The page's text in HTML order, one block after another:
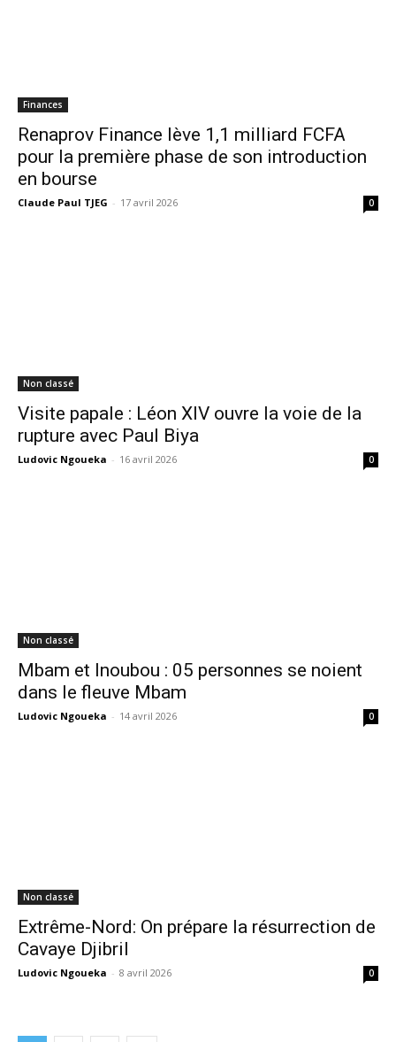
Finances
Renaprov Finance lève 1,1 milliard FCFA
pour la première phase de son introduction
en bourse
Claude Paul TJEG - 17 avril 2026 0
Non classé
Visite papale : Léon XIV ouvre la voie de la
rupture avec Paul Biya
Ludovic Ngoueka - 16 avril 2026 0
Non classé
Mbam et Inoubou : 05 personnes se noient
dans le fleuve Mbam
Ludovic Ngoueka - 14 avril 2026 0
Non classé
Extrême-Nord: On prépare la résurrection de
Cavaye Djibril
Ludovic Ngoueka - 8 avril 2026 0